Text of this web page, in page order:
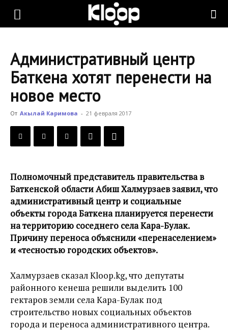
KLOOP.KG
Новости
Кыргызстана
Административный центр
Баткена хотят перенести на
новое место
От Акылай Каримова - 21 февраля 2017
Полномочный представитель правительства в
Баткенской области Абиш Халмурзаев заявил, что
административный центр и социальные
объекты города Баткена планируется перенести
на территорию соседнего села Кара-Булак.
Причину переноса объяснили «перенаселением»
и «тесностью городских объектов».
Халмурзаев сказал Kloop.kg, что депутаты
районного кенеша решили выделить 100
гектаров земли села Кара-Булак под
строительство новых социальных объектов
города и переноса административного центра.